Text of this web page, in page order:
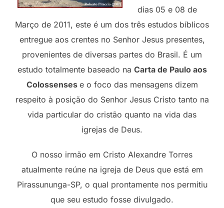
dias 05 e 08 de
Março de 2011, este é um dos três estudos bíblicos
entregue aos crentes no Senhor Jesus presentes,
provenientes de diversas partes do Brasil. É um
estudo totalmente baseado na Carta de Paulo aos
Colossenses e o foco das mensagens dizem
respeito à posição do Senhor Jesus Cristo tanto na
vida particular do cristão quanto na vida das
igrejas de Deus.
O nosso irmão em Cristo Alexandre Torres
atualmente reúne na igreja de Deus que está em
Pirassununga-SP, o qual prontamente nos permitiu
que seu estudo fosse divulgado.